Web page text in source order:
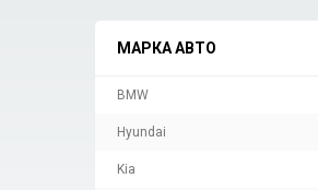
МАРКА АВТО
BMW
Hyundai
Kia